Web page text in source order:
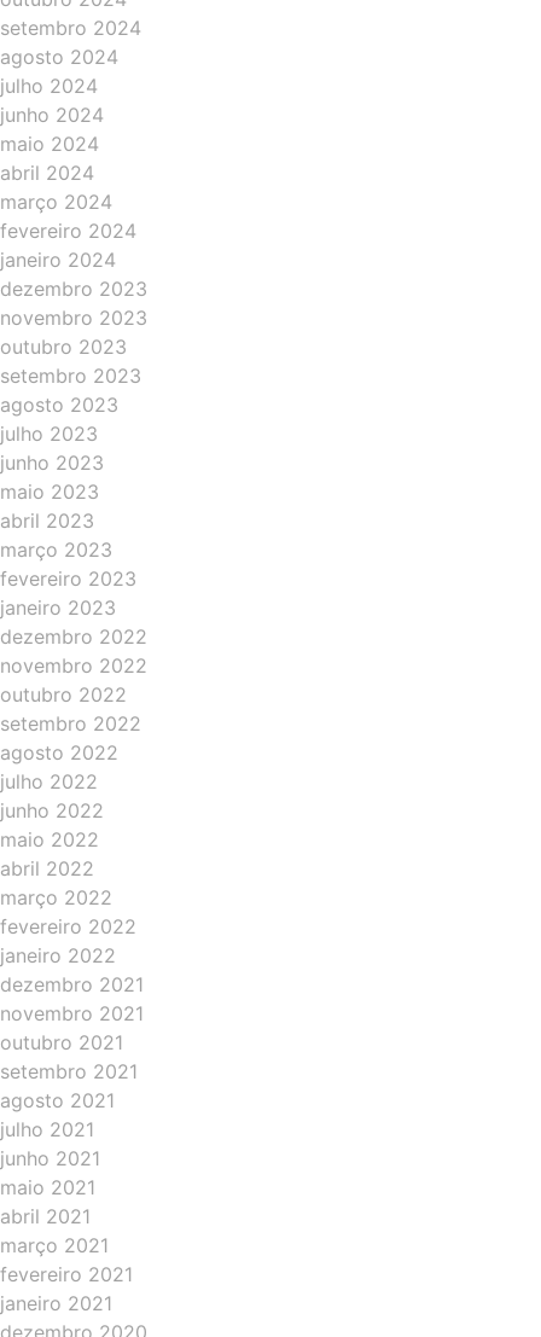
setembro 2024
agosto 2024
julho 2024
junho 2024
maio 2024
abril 2024
março 2024
fevereiro 2024
janeiro 2024
dezembro 2023
novembro 2023
outubro 2023
setembro 2023
agosto 2023
julho 2023
junho 2023
maio 2023
abril 2023
março 2023
fevereiro 2023
janeiro 2023
dezembro 2022
novembro 2022
outubro 2022
setembro 2022
agosto 2022
julho 2022
junho 2022
maio 2022
abril 2022
março 2022
fevereiro 2022
janeiro 2022
dezembro 2021
novembro 2021
outubro 2021
setembro 2021
agosto 2021
julho 2021
junho 2021
maio 2021
abril 2021
março 2021
fevereiro 2021
janeiro 2021